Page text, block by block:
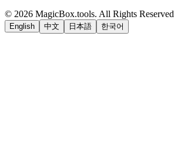
© 2026 MagicBox.tools. All Rights Reserved
English 中文 日本語 한국어